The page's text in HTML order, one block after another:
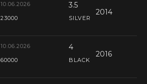
10.06.2026 3.5
2014
23000 SILVER
10.06.2026 4
2016
60000 BLACK